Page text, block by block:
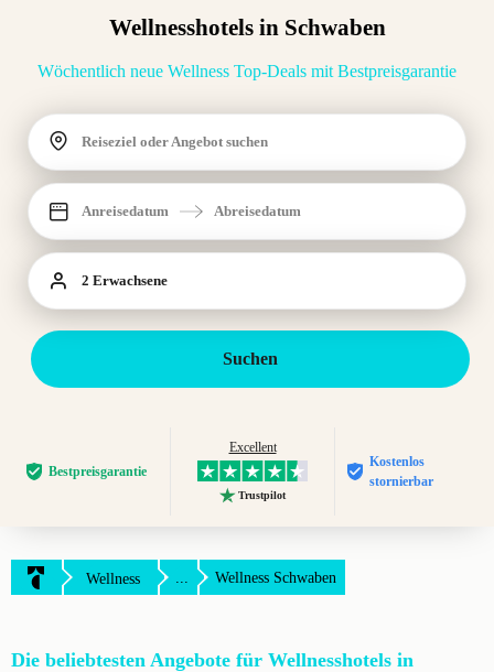
Wellnesshotels in Schwaben
Wöchentlich neue Wellness Top-Deals mit Bestpreisgarantie
Reiseziel oder Angebot suchen
Anreisedatum Abreisedatum
2 Erwachsene
Suchen
Bestpreis­garantie
Excellent
Trustpilot
Kostenlos
stornierbar
Wellness ... Wellness Schwaben
Die beliebtesten Angebote für Wellnesshotels in